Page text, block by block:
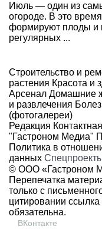
Июль — один из
огороде. В это
формируют плоды и
регулярных ...
Строительство и
растения Красота и
Арсенал Домашние
и развлечения
(фотогалереи)
Редакция
"Гастроном Медиа"
Политика в
данных
© ООО «Гастроном
Перепечатка
только с
цитировании ссылка
обязательна.
ВКонтакте